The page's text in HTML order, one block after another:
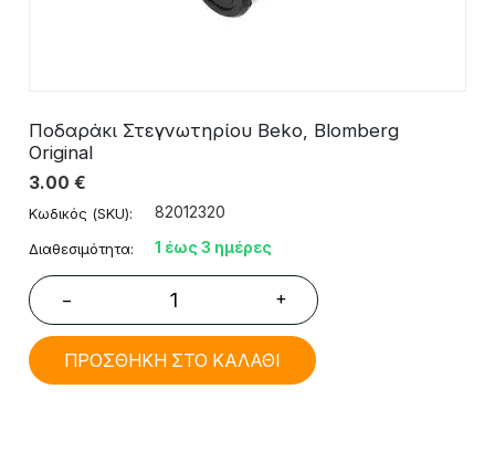
Ποδαράκι Στεγνωτηρίου Beko, Blomberg
Original
3.00 €
Κωδικός (SKU): 82012320
Διαθεσιμότητα: 1 έως 3 ημέρες
− +
ΠΡΟΣΘΗΚΗ ΣΤΟ ΚΑΛΑΘΙ